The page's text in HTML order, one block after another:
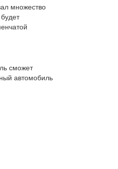
множество
сможет
автомобиль